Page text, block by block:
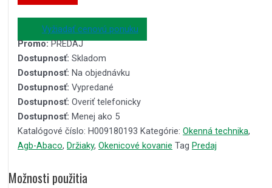
Vyžiadať cenovú ponuku
Promo:PREDAJ
Dostupnosť: Skladom
Dostupnosť: Na objednávku
Dostupnosť: Vypredané
Dostupnosť: Overiť telefonicky
Dostupnosť: Menej ako 5
Katalógové číslo: H009180193 Kategórie: Okenná technika,
Agb-Abaco, Držiaky, Okenicové kovanie Tag Predaj
Možnosti použitia